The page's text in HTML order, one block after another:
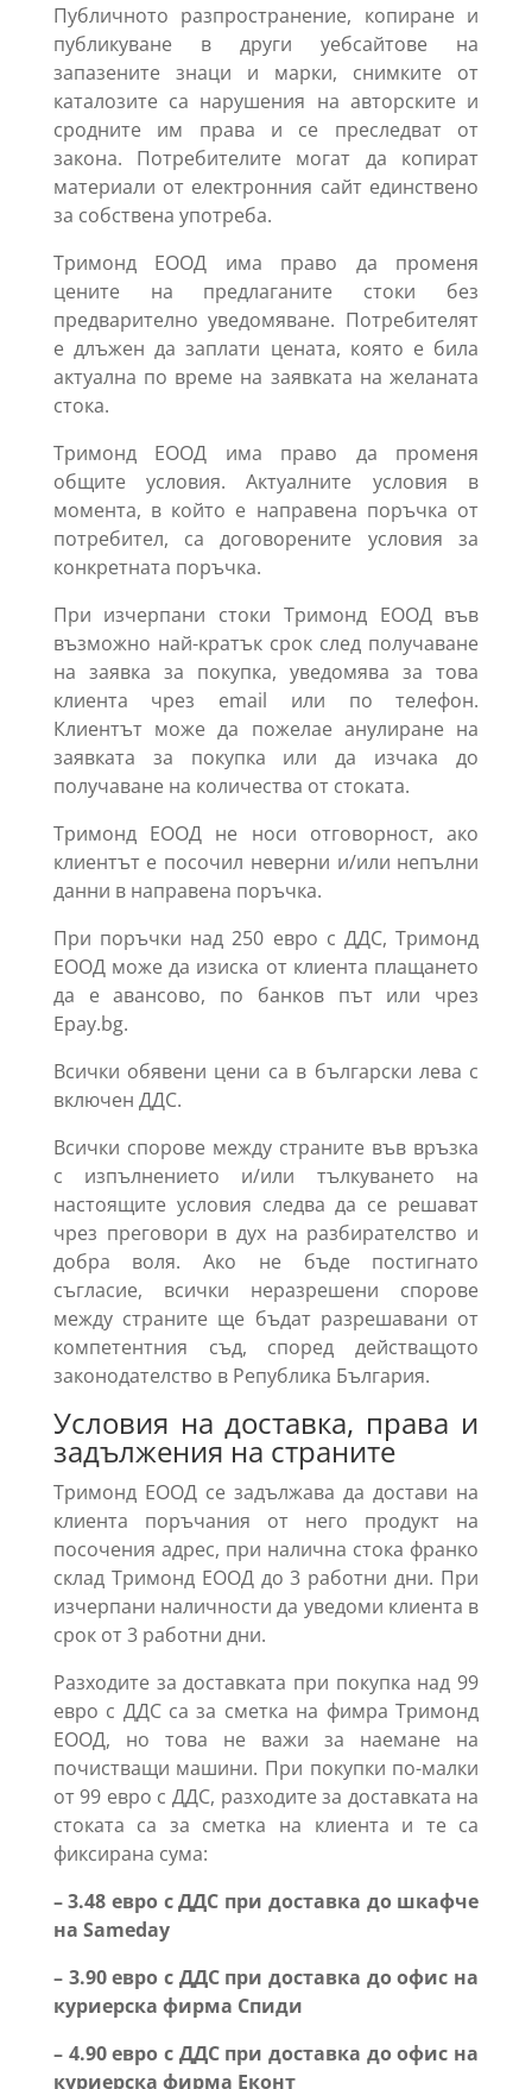
Публичното разпространение, копиране и
публикуване в други уебсайтове на
запазените знаци и марки, снимките от
каталозите са нарушения на авторските и
сродните им права и се преследват от
закона. Потребителите могат да копират
материали от електронния сайт единствено
за собствена употреба.
Тримонд ЕООД има право да променя
цените на предлаганите стоки без
предварително уведомяване. Потребителят
е длъжен да заплати цената, която е била
актуална по време на заявката на желаната
стока.
Тримонд ЕООД има право да променя
общите условия. Актуалните условия в
момента, в който е направена поръчка от
потребител, са договорените условия за
конкретната поръчка.
При изчерпани стоки Тримонд ЕООД във
възможно най-кратък срок след получаване
на заявка за покупка, уведомява за това
клиента чрез email или по телефон.
Клиентът може да пожелае анулиране на
заявката за покупка или да изчака до
получаване на количества от стоката.
Тримонд ЕООД не носи отговорност, ако
клиентът е посочил неверни и/или непълни
данни в направена поръчка.
При поръчки над 250 евро с ДДС, Тримонд
ЕООД може да изиска от клиента плащането
да е авансово, по банков път или чрез
Epay.bg.
Всички обявени цени са в български лева с
включен ДДС.
Всички спорове между страните във връзка
с изпълнението и/или тълкуването на
настоящите условия следва да се решават
чрез преговори в дух на разбирателство и
добра воля. Ако не бъде постигнато
съгласие, всички неразрешени спорове
между страните ще бъдат разрешавани от
компетентния съд, според действащото
законодателство в Република България.
Условия на доставка, права и
задължения на страните
Тримонд ЕООД се задължава да достави на
клиента поръчания от него продукт на
посочения адрес, при налична стока франко
склад Тримонд ЕООД до 3 работни дни. При
изчерпани наличности да уведоми клиента в
срок от 3 работни дни.
Разходите за доставката при покупка над 99
евро с ДДС са за сметка на фимра Тримонд
ЕООД, но това не важи за наемане на
почистващи машини. При покупки по-малки
от 99 евро с ДДС, разходите за доставката на
стоката са за сметка на клиента и те са
фиксирана сума:
– 3.48 евро с ДДС при доставка до шкафче
на Sameday
– 3.90 евро с ДДС при доставка до офис на
куриерска фирма Спиди
– 4.90 евро с ДДС при доставка до офис на
куриерска фирма Еконт